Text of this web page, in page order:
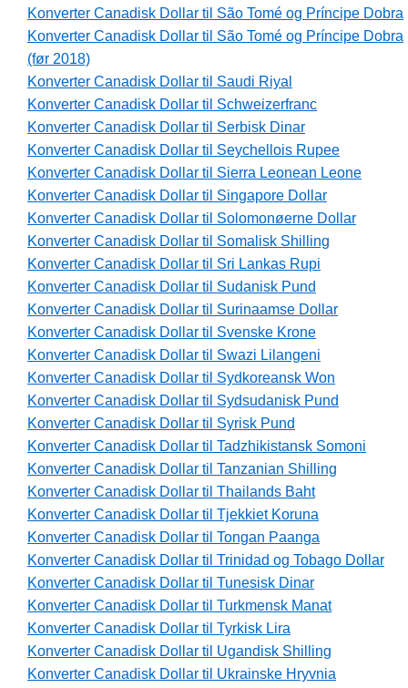
Konverter Canadisk Dollar til São Tomé og Príncipe Dobra
Konverter Canadisk Dollar til São Tomé og Príncipe Dobra
(før 2018)
Konverter Canadisk Dollar til Saudi Riyal
Konverter Canadisk Dollar til Schweizerfranc
Konverter Canadisk Dollar til Serbisk Dinar
Konverter Canadisk Dollar til Seychellois Rupee
Konverter Canadisk Dollar til Sierra Leonean Leone
Konverter Canadisk Dollar til Singapore Dollar
Konverter Canadisk Dollar til Solomonøerne Dollar
Konverter Canadisk Dollar til Somalisk Shilling
Konverter Canadisk Dollar til Sri Lankas Rupi
Konverter Canadisk Dollar til Sudanisk Pund
Konverter Canadisk Dollar til Surinaamse Dollar
Konverter Canadisk Dollar til Svenske Krone
Konverter Canadisk Dollar til Swazi Lilangeni
Konverter Canadisk Dollar til Sydkoreansk Won
Konverter Canadisk Dollar til Sydsudanisk Pund
Konverter Canadisk Dollar til Syrisk Pund
Konverter Canadisk Dollar til Tadzhikistansk Somoni
Konverter Canadisk Dollar til Tanzanian Shilling
Konverter Canadisk Dollar til Thailands Baht
Konverter Canadisk Dollar til Tjekkiet Koruna
Konverter Canadisk Dollar til Tongan Paanga
Konverter Canadisk Dollar til Trinidad og Tobago Dollar
Konverter Canadisk Dollar til Tunesisk Dinar
Konverter Canadisk Dollar til Turkmensk Manat
Konverter Canadisk Dollar til Tyrkisk Lira
Konverter Canadisk Dollar til Ugandisk Shilling
Konverter Canadisk Dollar til Ukrainske Hryvnia